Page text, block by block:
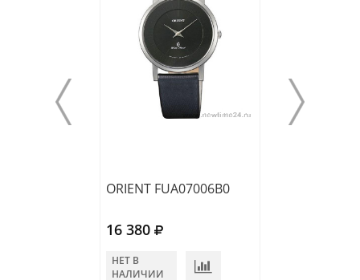
ORIENT FUA07006B0
16 380
НЕТ В
НАЛИЧИИ